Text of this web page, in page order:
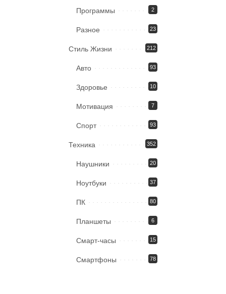
Программы 2
Разное 23
Стиль Жизни 212
Авто 93
Здоровье 10
Мотивация 7
Спорт 93
Техника 352
Наушники 20
Ноутбуки 37
ПК 80
Планшеты 6
Смарт-часы 15
Смартфоны 78